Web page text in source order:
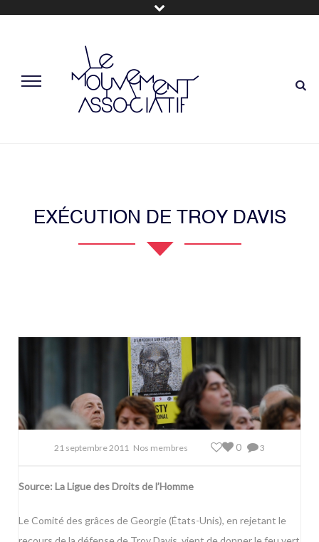
EXÉCUTION DE TROY DAVIS
21 septembre 2011 Nos membres 3
0
Source: La Ligue des Droits de l’Homme
Le Comité des grâces de Georgie (États-Unis), en rejetant le